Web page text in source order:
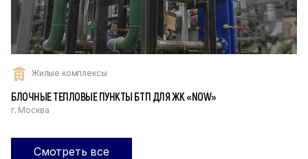
Жилые комплексы
БЛОЧНЫЕ ТЕПЛОВЫЕ ПУНКТЫ БТП ДЛЯ ЖК «NOW»‎
г. Москва
Смотреть все